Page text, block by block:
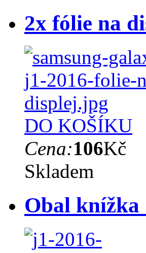
2x fólie na
DO KOŠÍKU
Cena:106Kč
Skladem
Obal knížka